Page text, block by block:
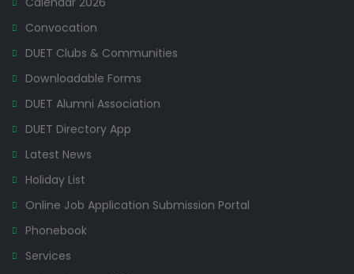
Convocation
DUET Clubs & Communities
Downloadable Forms
DUET Alumni Association
DUET Directory App
Latest News
Holiday List
Online Job Application Submission Portal
Phonebook
Services